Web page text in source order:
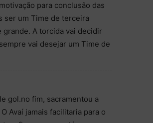
para conclusão das
ser um Time de terceira
A torcida vai decidir
vai desejar um Time de
gol.no fim, sacramentou a
Avaí jamais facilitaria para o